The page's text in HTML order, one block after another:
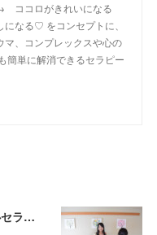
コロがきれいになる
る♡ をコンセプトに、
マ、コンプレックスや心の
簡単に解消できるセラピー
8/10（月）＆9/28（月）【東京】腸心セラピスト養成コース《２日間コース》開講決定